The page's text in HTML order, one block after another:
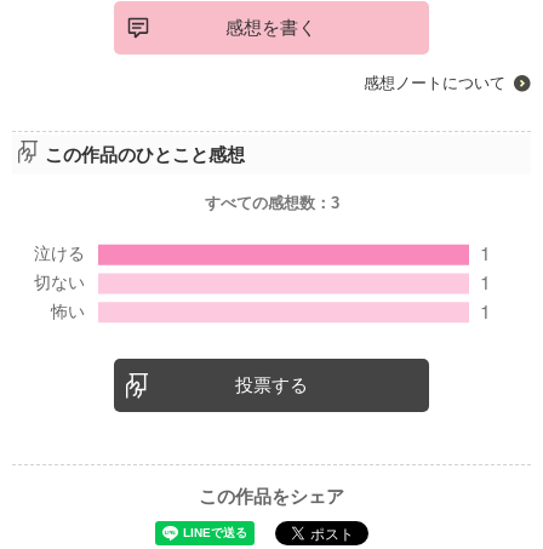
感想を書く
感想ノートについて
この作品のひとこと感想
すべての感想数： 3
投票する
この作品をシェア